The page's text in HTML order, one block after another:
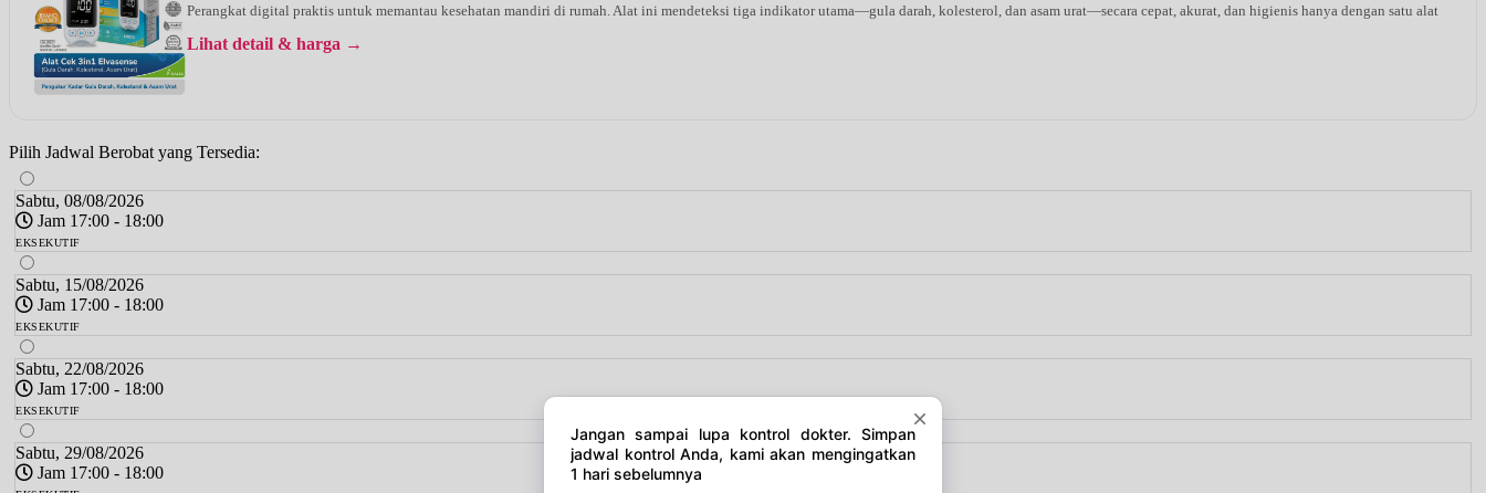
Perangkat digital praktis untuk memantau kesehatan mandiri di rumah. Alat ini mendeteksi tiga indikator utama—gula darah, kolesterol, dan asam urat—secara cepat, akurat, dan higienis hanya dengan satu alat
Lihat detail & harga →
Pilih Jadwal Berobat yang Tersedia:
Sabtu, 08/08/2026
Jam 17:00 - 18:00
EKSEKUTIF
Sabtu, 15/08/2026
Jam 17:00 - 18:00
EKSEKUTIF
Sabtu, 22/08/2026
Jam 17:00 - 18:00
EKSEKUTIF
Sabtu, 29/08/2026
Jam 17:00 - 18:00